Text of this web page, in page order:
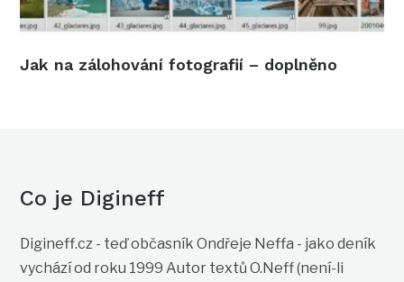
Jak na zálohování fotografií – doplněno
Co je Digineff
Digineff.cz - teď občasník Ondřeje Neffa - jako deník
vychází od roku 1999 Autor textů O.Neff (není-li